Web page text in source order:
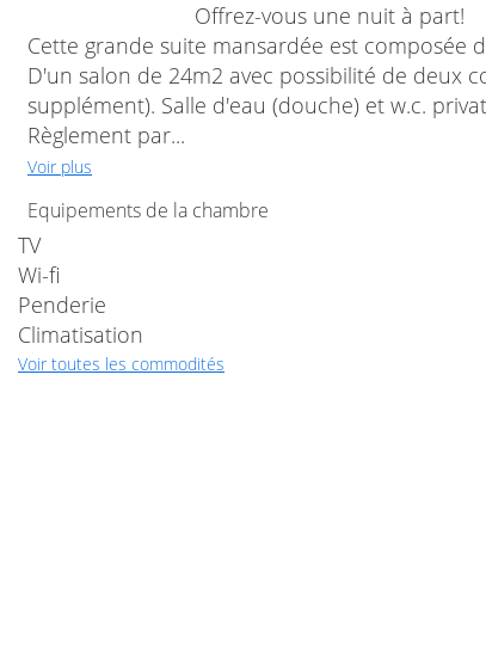
Offrez-vous une nuit à part!
Cette grande suite mansardée est composée
D'un salon de 24m2 avec possibilité de deux
supplément). Salle d'eau (douche) et w.c.
Règlement par...
Voir plus
Equipements de la chambre
TV
Wi-fi
Penderie
Climatisation
Voir toutes les commodités